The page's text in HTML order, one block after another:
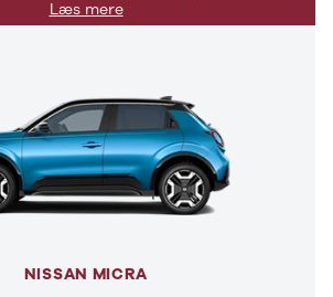
Ioniq
i20
i30
Tucson
Santa Fe
Se alle
Læs mere
NISSAN MICRA